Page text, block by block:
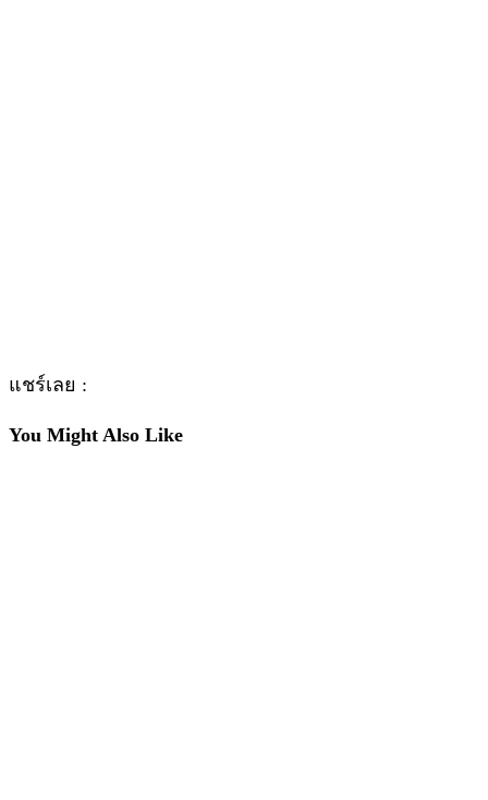
แชร์เลย :
You Might Also Like